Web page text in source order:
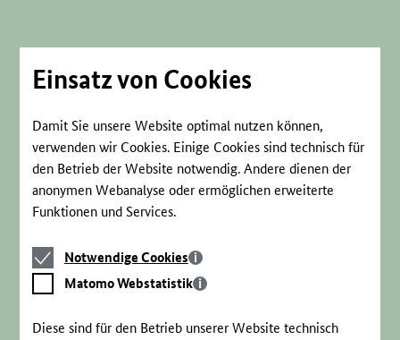
Einsatz von Cookies
Damit Sie unsere Website optimal nutzen können,
verwenden wir Cookies. Einige Cookies sind technisch für
den Betrieb der Website notwendig. Andere dienen der
anonymen Webanalyse oder ermöglichen erweiterte
Funktionen und Services.
Notwendige
Cookies
Notwendige Cookies
Matomo
Webstatistik
Matomo Webstatistik
Diese sind für den Betrieb unserer Website technisch